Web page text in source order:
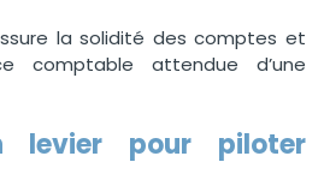
la solidité des comptes et
comptable attendue d’une
levier pour piloter